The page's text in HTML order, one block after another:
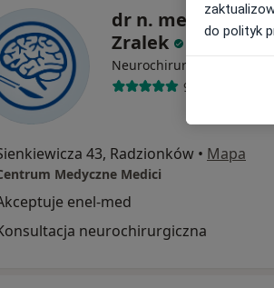
dr n. med.
Zralek
Neurochirurg
90 opinii
43, Radzionków • Mapa
Medyczne Medici
enel-med
neurochirurgiczna
do polityk